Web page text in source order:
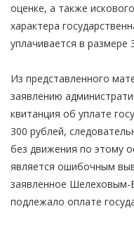
оценке, а также
характера
уплачивается в размере
Из представленного
заявлению
квитанция об уплате
300 рублей,
без движения по этому
является ошибочным
заявленное Шелеховым-
подлежало оплате